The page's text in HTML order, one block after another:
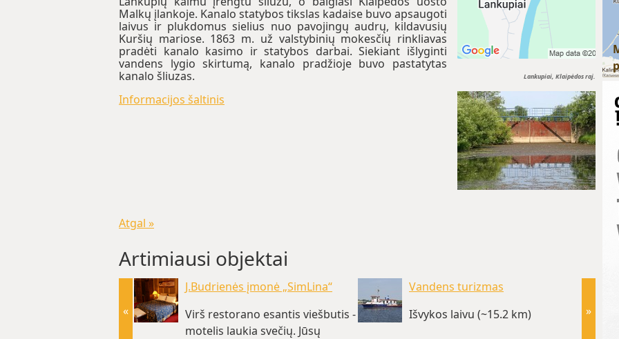
Lankupiai, Klaipėdos raj.
Malkų įlankoje. Kanalo statybos tikslas kadaise buvo apsaugoti
laivus ir plukdomus sielius nuo pavojingų audrų, kildavusių
Kuršių mariose. 1863 m. už valstybinių mokesčių rinkliavas
pradėti kanalo kasimo ir statybos darbai. Siekiant išlyginti
vandens lygio skirtumą, kanalo pradžioje buvo pastatytas
kanalo šliuzas.
Informacijos šaltinis
Atgal »
Artimiausi objektai
J.Budrienės įmonė „SimLina“
Virš restorano esantis viešbutis -
motelis laukia svečių. Jūsų
Vandens turizmas
Išvykos laivu (~15.2 km)
»
«